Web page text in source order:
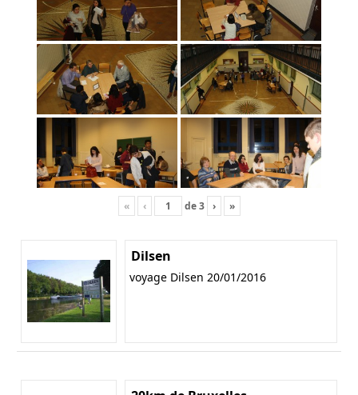
« ‹ de3 › »
Dilsen
voyage Dilsen 20/01/2016